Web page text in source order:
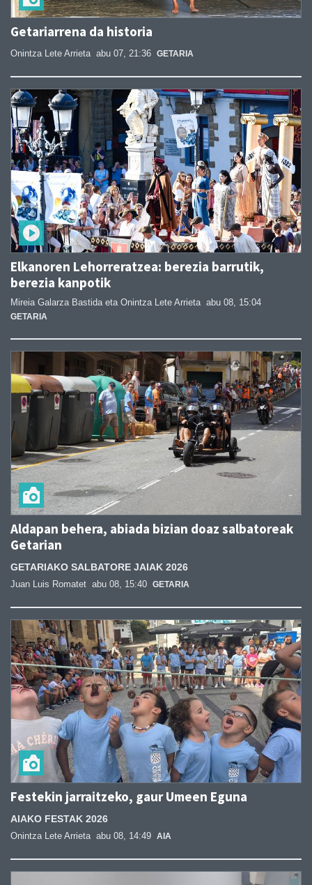
Getariarrena da historia
Onintza Lete Arrieta abu 07, 21:36 GETARIA
Elkanoren Lehorreratzea: berezia barrutik,
berezia kanpotik
Mireia Galarza Bastida eta Onintza Lete Arrieta abu 08, 15:04
GETARIA
Aldapan behera, abiada bizian doaz salbatoreak
Getarian
GETARIAKO SALBATORE JAIAK 2026
Juan Luis Romatet abu 08, 15:40 GETARIA
Festekin jarraitzeko, gaur Umeen Eguna
AIAKO FESTAK 2026
Onintza Lete Arrieta abu 08, 14:49 AIA